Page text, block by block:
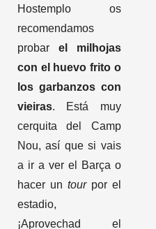
Hostemplo os
recomendamos
probar el milhojas
con el huevo frito o
los garbanzos con
vieiras. Está muy
cerquita del Camp
Nou, así que si vais
a ir a ver el Barça o
hacer un tourpor el
estadio,
¡Aprovechad el